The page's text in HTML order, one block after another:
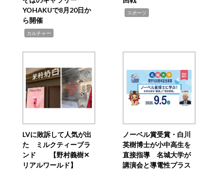
YOHAKUで8月20日か
ら開催
カルチャー
スポーツ
LVに敗訴して人気が出
た ミルクティーブラ
ンド 【野村義樹✕
リアルワールド】
ノーベル賞受賞・白川
英樹博士が小中高生を
直接指導 名城大学が
講演会と導電性プラス